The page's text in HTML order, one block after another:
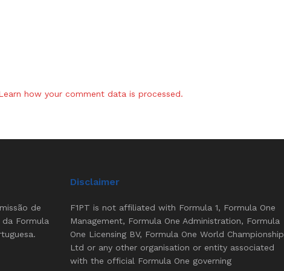
how your comment data is processed.
de
Formula
Disclaimer
F1PT is not affiliated with Formula 1, Formula One
Management, Formula One Administration, Formula
One Licensing BV, Formula One World Championship
Ltd or any other organisation or entity associated
with the official Formula One governing